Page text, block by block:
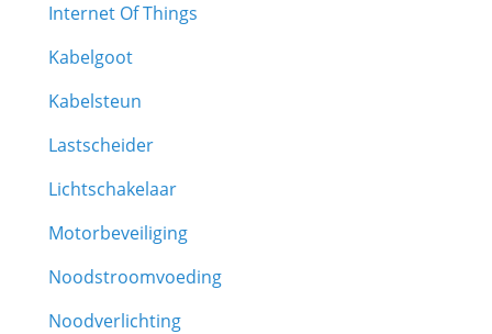
Internet Of Things
Kabelgoot
Kabelsteun
Lastscheider
Lichtschakelaar
Motorbeveiliging
Noodstroomvoeding
Noodverlichting